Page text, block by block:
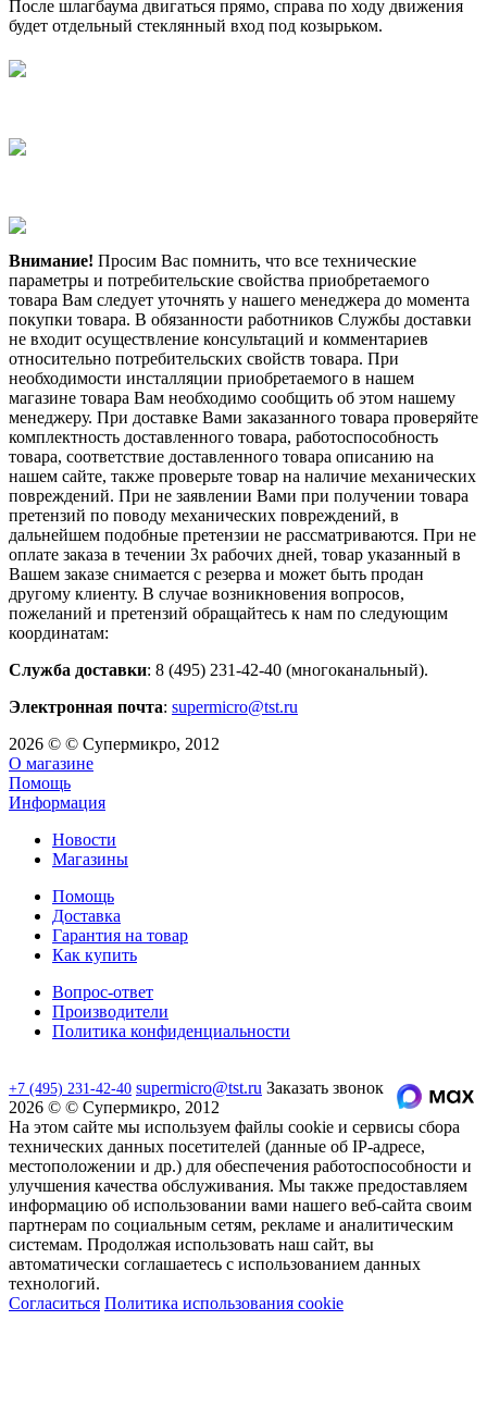
После шлагбаума двигаться прямо, справа по ходу движения
будет отдельный стеклянный вход под козырьком.
Внимание! Просим Вас помнить, что все технические
параметры и потребительские свойства приобретаемого
товара Вам следует уточнять у нашего менеджера до момента
покупки товара. В обязанности работников Службы доставки
не входит осуществление консультаций и комментариев
относительно потребительских свойств товара. При
необходимости инсталляции приобретаемого в нашем
магазине товара Вам необходимо сообщить об этом нашему
менеджеру. При доставке Вами заказанного товара проверяйте
комплектность доставленного товара, работоспособность
товара, соответствие доставленного товара описанию на
нашем сайте, также проверьте товар на наличие механических
повреждений. При не заявлении Вами при получении товара
претензий по поводу механических повреждений, в
дальнейшем подобные претензии не рассматриваются. При не
оплате заказа в течении 3х рабочих дней, товар указанный в
Вашем заказе снимается с резерва и может быть продан
другому клиенту. В случае возникновения вопросов,
пожеланий и претензий обращайтесь к нам по следующим
координатам:
Служба доставки: 8 (495) 231-42-40 (многоканальный).
Электронная почта: supermicro@tst.ru
2026 © © Супермикро, 2012
О магазине
Помощь
Информация
Новости
Магазины
Помощь
Доставка
Гарантия на товар
Как купить
Вопрос-ответ
Производители
Политика конфиденциальности
+7 (495) 231-42-40 supermicro@tst.ru Заказать звонок
2026 © © Супермикро, 2012
На этом сайте мы используем файлы cookie и сервисы сбора
технических данных посетителей (данные об IP-адресе,
местоположении и др.) для обеспечения работоспособности и
улучшения качества обслуживания. Мы также предоставляем
информацию об использовании вами нашего веб-сайта своим
партнерам по социальным сетям, рекламе и аналитическим
системам. Продолжая использовать наш сайт, вы
автоматически соглашаетесь с использованием данных
технологий.
Согласиться Политика использования cookie